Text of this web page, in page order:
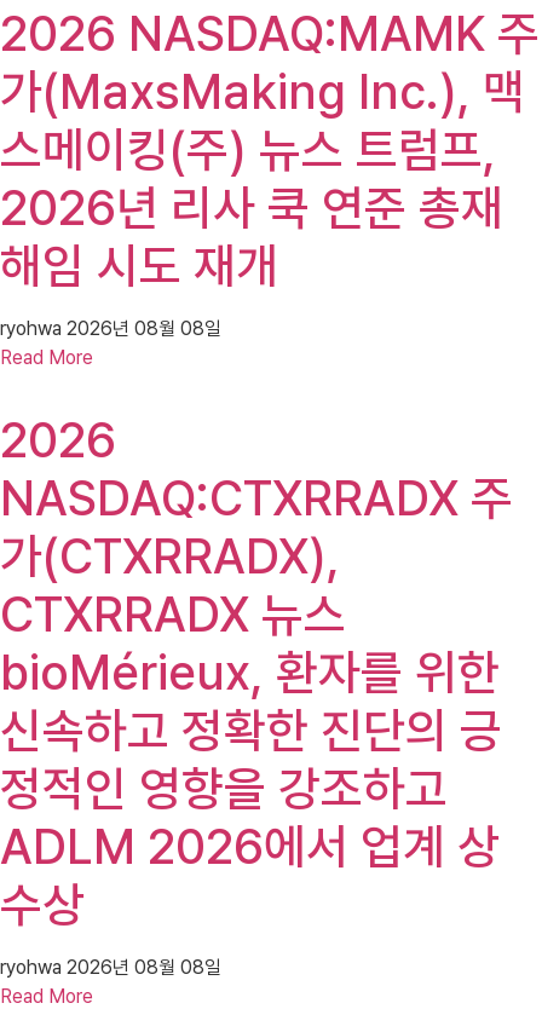
2026 NASDAQ:MAMK 주
가(MaxsMaking Inc.), 맥
스메이킹(주) 뉴스 트럼프,
2026년 리사 쿡 연준 총재
해임 시도 재개
ryohwa 2026년 08월 08일
Read More
2026
NASDAQ:CTXRRADX 주
가(CTXRRADX),
CTXRRADX 뉴스
bioMérieux, 환자를 위한
신속하고 정확한 진단의 긍
정적인 영향을 강조하고
ADLM 2026에서 업계 상
수상
ryohwa 2026년 08월 08일
Read More